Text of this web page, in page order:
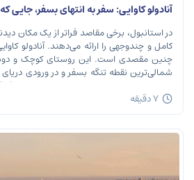
آنادولو کاوایی: سفر به انتهای بسفر، جایی
می‌گیرد
در استانبول، برخی مقاصد فراتر از یک مکان
چنین مقصدی است. این روستای کوچک و
شمالی‌ترین نقطه تنگه بسفر و در ورودی دریای
بی‌نظیر از تاریخ، طبیعت و طعم‌های اصیل را […]
7 دقیقه